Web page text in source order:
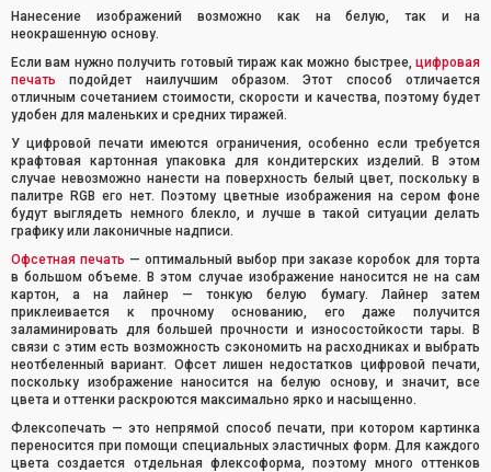
Нанесение изображений возможно как на белую, так и на
неокрашенную основу.
Если вам нужно получить готовый тираж как можно быстрее, цифровая
печать подойдет наилучшим образом. Этот способ отличается
отличным сочетанием стоимости, скорости и качества, поэтому будет
удобен для маленьких и средних тиражей.
У цифровой печати имеются ограничения, особенно если требуется
крафтовая картонная упаковка для кондитерских изделий. В этом
случае невозможно нанести на поверхность белый цвет, поскольку в
палитре RGB его нет. Поэтому цветные изображения на сером фоне
будут выглядеть немного блекло, и лучше в такой ситуации делать
графику или лаконичные надписи.
Офсетная печать — оптимальный выбор при заказе коробок для торта
в большом объеме. В этом случае изображение наносится не на сам
картон, а на лайнер — тонкую белую бумагу. Лайнер затем
приклеивается к прочному основанию, его даже получится
заламинировать для большей прочности и износостойкости тары. В
связи с этим есть возможность сэкономить на расходниках и выбрать
неотбеленный вариант. Офсет лишен недостатков цифровой печати,
поскольку изображение наносится на белую основу, и значит, все
цвета и оттенки раскроются максимально ярко и насыщенно.
Флексопечать — это непрямой способ печати, при котором картинка
переносится при помощи специальных эластичных форм. Для каждого
цвета создается отдельная флексоформа, поэтому много оттенков